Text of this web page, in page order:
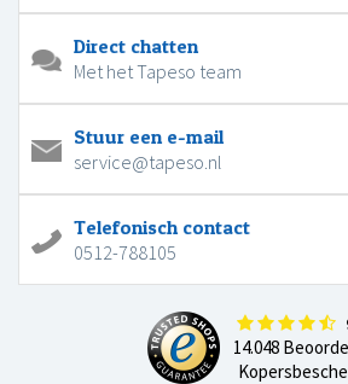
Direct chatten
Met het Tapeso team
Stuur een e-mail
service@tapeso.nl
Telefonisch contact
0512-788105
14.048